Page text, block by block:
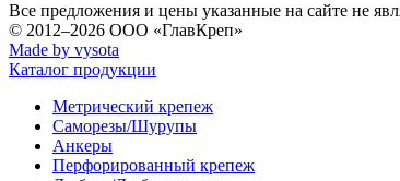
Все предложения и цены указанные на сайте не
© 2012–2026 ООО «ГлавКреп»
Made by vysota
Каталог продукции
Метрический крепеж
Саморезы/Шурупы
Анкеры
Перфорированный крепеж